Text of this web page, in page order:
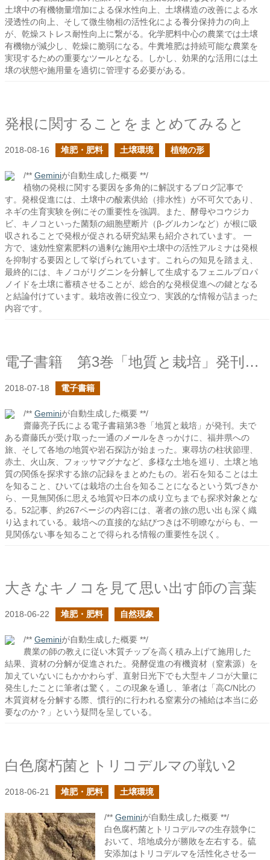
土壌中の有機物量増加による保水性向上、土壌構造の改善による水
浸透性の向上、そして微生物相の活性化による養分保持力の向上
が、乾燥ストレス耐性向上に繋がる。化学肥料中心の農業では土壌
有機物が減少し、乾燥に脆弱になる。牛糞堆肥は持続可能な農業を
実現するための重要なツールとなる。しかし、効果的な活用には土
壌の状態や施用量を適切に管理する必要がある。
発根に関することをまとめてみると
2018-08-16 堆肥・肥料 土壌環境 植物の形
/** Geminiが自動生成した概要 **/
植物の発根に関する要因を多角的に解説するブログ記事で
す。発根促進には、土壌中の酸素供給（排水性）が不可欠であり、
ネギの生育実験を例にその重要性を強調。また、酵母やコウジカ
ビ、キノコといった菌類の細胞壁断片（β-グルカンなど）が根に吸
収されることで発根が促される研究結果も紹介されています。 一
方で、速効性窒素肥料の過剰な施用や土壌中の活性アルミナは発根
を抑制する要因として挙げられています。これらの知見を踏まえ、
最終的には、キノコがリグニンを分解して生成するフェニルプロパ
ノイドを土壌に蓄積させることが、総合的な発根促進への鍵となる
と結論付けています。栽培改善に役立つ、実践的な情報が詰まった
内容です。
電子書籍 第3巻「地質と栽培」発刊しました！
2018-07-18 電子書籍
/** Geminiが自動生成した概要 **/
齋藤亮子氏による電子書籍第3巻「地質と栽培」が発刊。夫で
ある齋藤氏が受け取った一通のメールをきっかけに、福井県への
旅、そして各地の地質や岩石探訪が始まった。東尋坊の柱状節理、
赤土、火山灰、フォッサマグナなど、多様な土地を巡り、土壌と地
質の関係を探求する旅の記録をまとめたもの。岩石を知ることは土
を知ること、ひいては栽培の土台を知ることになるという気づきか
ら、一見無関係に思える地質や日本の成り立ちまでも探求対象とな
る。52記事、約267ページの内容には、著者の旅の思い出も深く織
り込まれている。栽培への直接的な結びつきは不明瞭ながらも、一
見関係ない事を知ることで得られる情報の重要性を説く。
大きなキノコを見て思い出す師の言葉
2018-06-22 堆肥・肥料 自然現象
/** Geminiが自動生成した概要 **/
農業の師の教えに従い木質チップを高く積み上げて施用した
結果、資材の分解が促進された。発酵促進の有機資材（窒素源）を
加えていないにもかかわらず、直射日光下でも大型キノコが大量に
発生したことに筆者は驚く。この現象を通し、筆者は「高C/N比の
木質資材を分解する際、慣行的に行われる窒素分の補給は本当に必
要なのか？」という疑問を呈している。
白色腐朽菌とトリコデルマの戦い2
2018-06-21 堆肥・肥料 土壌環境
/** Geminiが自動生成した概要 **/
白色腐朽菌とトリコデルマの生存競争に
おいて、培地成分が勝敗を左右する。硫
安添加はトリコデルマを活性化させる一